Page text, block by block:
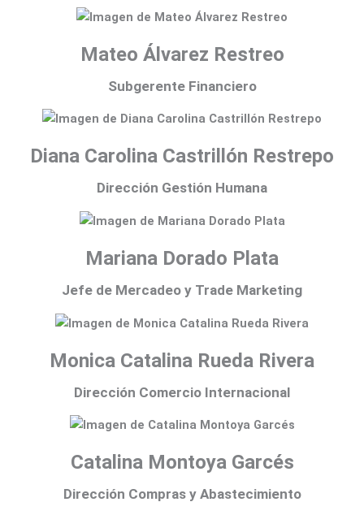
Mateo Álvarez Restreo
Subgerente Financiero
Diana Carolina Castrillón Restrepo
Dirección Gestión Humana
Mariana Dorado Plata
Jefe de Mercadeo y Trade Marketing
Monica Catalina Rueda Rivera
Dirección Comercio Internacional
Catalina Montoya Garcés
Dirección Compras y Abastecimiento